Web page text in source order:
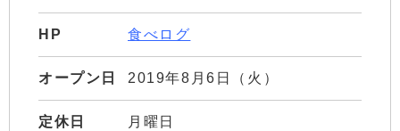
HP 食べログ
オープン日 2019年8月6日（火）
定休日 月曜日